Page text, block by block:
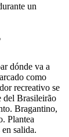
un
dónde va a
como
recreativo se
del Brasileirão
Bragantino,
Plantea
salida.